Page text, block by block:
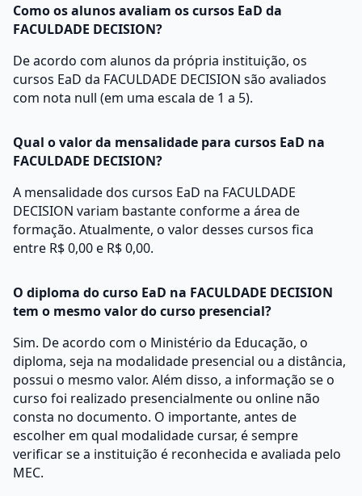
Como os alunos avaliam os cursos EaD da
FACULDADE DECISION?
De acordo com alunos da própria instituição, os
cursos EaD da FACULDADE DECISION são avaliados
com nota null (em uma escala de 1 a 5).
Qual o valor da mensalidade para cursos EaD na
FACULDADE DECISION?
A mensalidade dos cursos EaD na FACULDADE
DECISION variam bastante conforme a área de
formação. Atualmente, o valor desses cursos fica
entre R$ 0,00 e R$ 0,00.
O diploma do curso EaD na FACULDADE DECISION
tem o mesmo valor do curso presencial?
Sim. De acordo com o Ministério da Educação, o
diploma, seja na modalidade presencial ou a distância,
possui o mesmo valor. Além disso, a informação se o
curso foi realizado presencialmente ou online não
consta no documento. O importante, antes de
escolher em qual modalidade cursar, é sempre
verificar se a instituição é reconhecida e avaliada pelo
MEC.